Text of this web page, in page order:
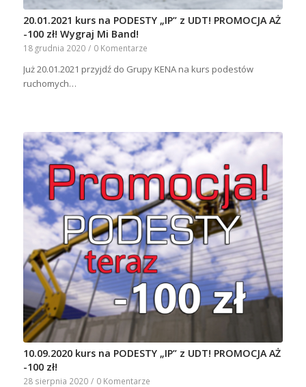
20.01.2021 kurs na PODESTY „IP” z UDT! PROMOCJA AŻ
-100 zł! Wygraj Mi Band!
18 grudnia 2020 / 0 Komentarze
Już 20.01.2021 przyjdź do Grupy KENA na kurs podestów
ruchomych…
10.09.2020 kurs na PODESTY „IP” z UDT! PROMOCJA AŻ
-100 zł!
28 sierpnia 2020 / 0 Komentarze